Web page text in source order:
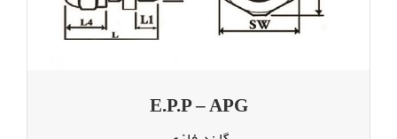
E.P.P – APG